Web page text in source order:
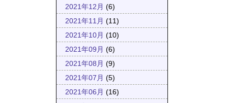
2021年12月 (6)
2021年11月 (11)
2021年10月 (10)
2021年09月 (6)
2021年08月 (9)
2021年07月 (5)
2021年06月 (16)